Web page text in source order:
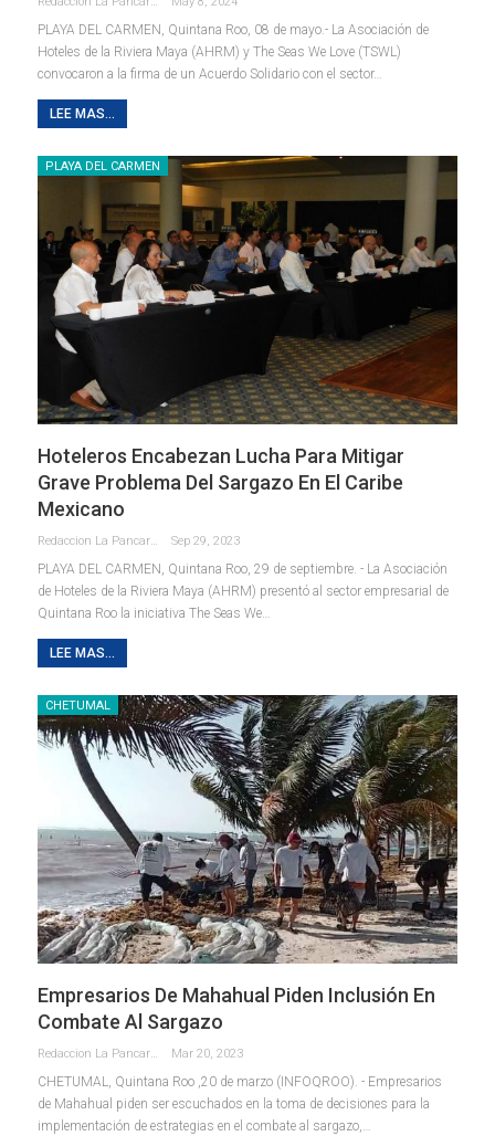
PLAYA DEL CARMEN, Quintana Roo, 08 de mayo.- La Asociación de
Hoteles de la Riviera Maya (AHRM) y The Seas We Love (TSWL)
convocaron a la firma de un Acuerdo Solidario con el sector…
LEE MAS...
PLAYA DEL CARMEN
Hoteleros Encabezan Lucha Para Mitigar
Grave Problema Del Sargazo En El Caribe
Mexicano
Redaccion La Pancarta De Quintana Roo Sep 29, 2023
PLAYA DEL CARMEN, Quintana Roo, 29 de septiembre. - La Asociación
de Hoteles de la Riviera Maya (AHRM) presentó al sector empresarial de
Quintana Roo la iniciativa The Seas We…
LEE MAS...
CHETUMAL
Empresarios De Mahahual Piden Inclusión En
Combate Al Sargazo
Redaccion La Pancarta De Quintana Roo Mar 20, 2023
CHETUMAL, Quintana Roo ,20 de marzo (INFOQROO). - Empresarios
de Mahahual piden ser escuchados en la toma de decisiones para la
implementación de estrategias en el combate al sargazo,…